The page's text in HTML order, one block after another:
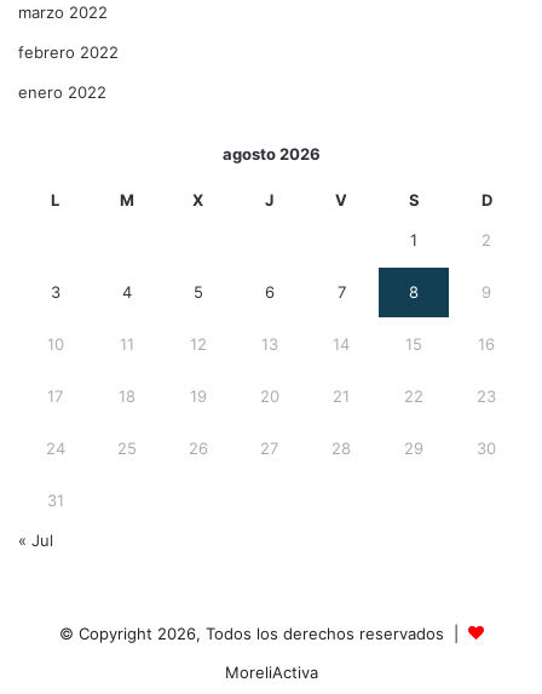
marzo 2022
febrero 2022
enero 2022
agosto 2026
L M X J V S D
1 2
3 4 5 6 7 8 9
10 11 12 13 14 15 16
17 18 19 20 21 22 23
24 25 26 27 28 29 30
31
« Jul
© Copyright 2026, Todos los derechos reservados |
MoreliActiva